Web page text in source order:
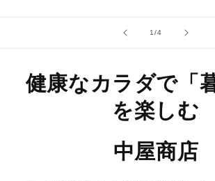
1/of
4
健康なカラダで「
を楽しむ
中屋商店